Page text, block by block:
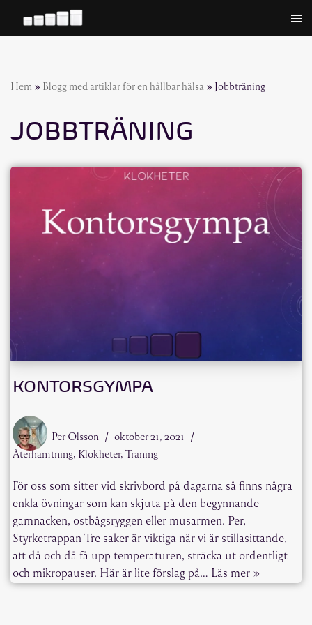
Hoppa
Hem » Blogg med artiklar för en hållbar hälsa » Jobbträning
JOBBTRÄNING
KONTORSGYMPA
Per Olsson
oktober 21, 2021
Återhämtning, Klokheter, Träning
För oss som sitter vid skrivbord på dagarna så finns några
enkla övningar som kan skjuta på den begynnande
gamnacken, ostbågsryggen eller musarmen. Per,
Styrketrappan Tre saker är viktiga när vi är stillasittande,
att då och då få upp temperaturen, sträcka ut ordentligt
och mikropauser. Här är lite förslag på… Läs mer »